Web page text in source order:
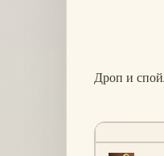
Дроп и